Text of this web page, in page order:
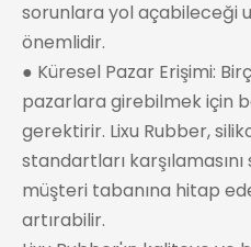
sorunlara yol açabileceği
önemlidir.
● Küresel Pazar Erişimi:
pazarlara girebilmek için
gerektirir. Lixu Rubber,
standartları
müşteri tabanına hitap
artırabilir.